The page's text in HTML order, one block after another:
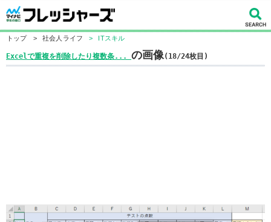
トップ > 社会人ライフ > ITスキル
Excelで重複を削除したり複数条... の画像(18/24枚目)